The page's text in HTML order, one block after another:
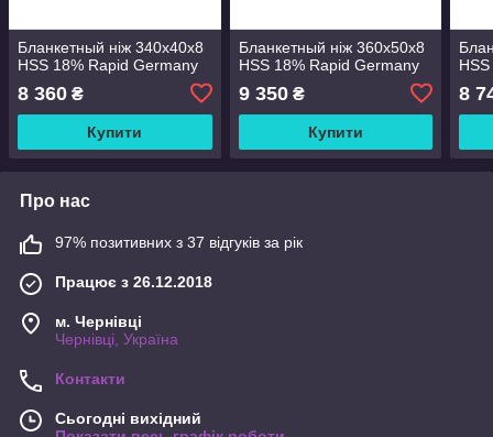
Бланкетный ніж 340х40х8
HSS 18% Rapid Germany
8 360 ₴
Купити
Бланкетный ніж 360х50х8
HSS 18% Rapid Germany
9 350₴
Купити
8
Про нас
97% позитивних з 37 відгуків за рік
Працює з 26.12.2018
м. Чернівці
Чернівці, Україна
Контакти
Сьогодні вихідний